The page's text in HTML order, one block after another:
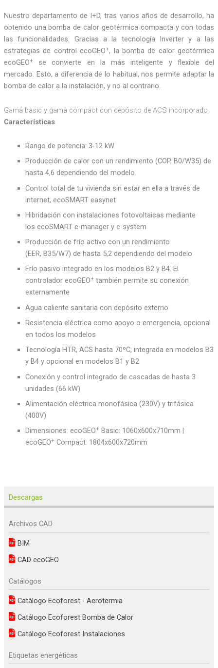
Nuestro departamento de I+D, tras varios años de desarrollo, ha
obtenido una bomba de calor geotérmica compacta y con todas
las funcionalidades. Gracias a la tecnología Inverter y a las
estrategias de control ecoGEO+, la bomba de calor geotérmica
ecoGEO+
se convierte en la más inteligente y flexible del
mercado. Esto, a diferencia de lo habitual, nos permite adaptar la
bomba de calor a la instalación, y no al contrario.
Gama basic y gama compact con depósito de ACS incorporado
Características
Rango de potencia: 3-12 kW
Producción de calor con un rendimiento (COP, B0/W35) de
hasta 4,6 dependiendo del modelo
Control total de tu vivienda sin estar en ella a través de
internet, ecoSMART easynet
Hibridación con instalaciones fotovoltaicas mediante
los ecoSMART e-manager y e-system
Producción de frío activo con un rendimiento
(EER, B35/W7) de hasta 5,2 dependiendo del modelo
Frío pasivo integrado en los modelos B2 y B4. El
controlador ecoGEO+ también permite su conexión
externamente
Agua caliente sanitaria con depósito externo
Resistencia eléctrica como apoyo o emergencia, opcional
en todos los modelos
Tecnología HTR, ACS hasta 70ºC, integrada en modelos B3
y B4 y opcional en modelos B1 y B2
Conexión y control integrado de cascadas de hasta 3
unidades (66 kW)
Alimentación eléctrica monofásica (230V) y trifásica
(400V)
Dimensiones: ecoGEO+ Basic: 1060x600x710mm |
ecoGEO+ Compact: 1804x600x720mm
Descargas
Archivos CAD
BIM
CAD ecoGEO
Catálogos
Catálogo Ecoforest - Aerotermia
Catálogo Ecoforest Bomba de Calor
Catálogo Ecoforest Instalaciones
Etiquetas energéticas